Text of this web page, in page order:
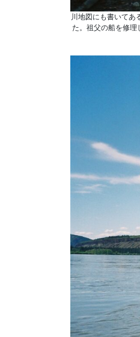
川地図にも書いてあ
た。祖父の船を修理